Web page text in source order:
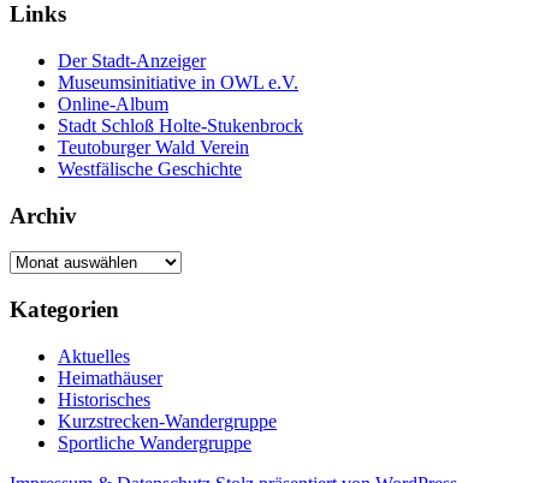
Links
Der Stadt-Anzeiger
Museumsinitiative in OWL e.V.
Online-Album
Stadt Schloß Holte-Stukenbrock
Teutoburger Wald Verein
Westfälische Geschichte
Archiv
Archiv
Kategorien
Aktuelles
Heimathäuser
Historisches
Kurzstrecken-Wandergruppe
Sportliche Wandergruppe